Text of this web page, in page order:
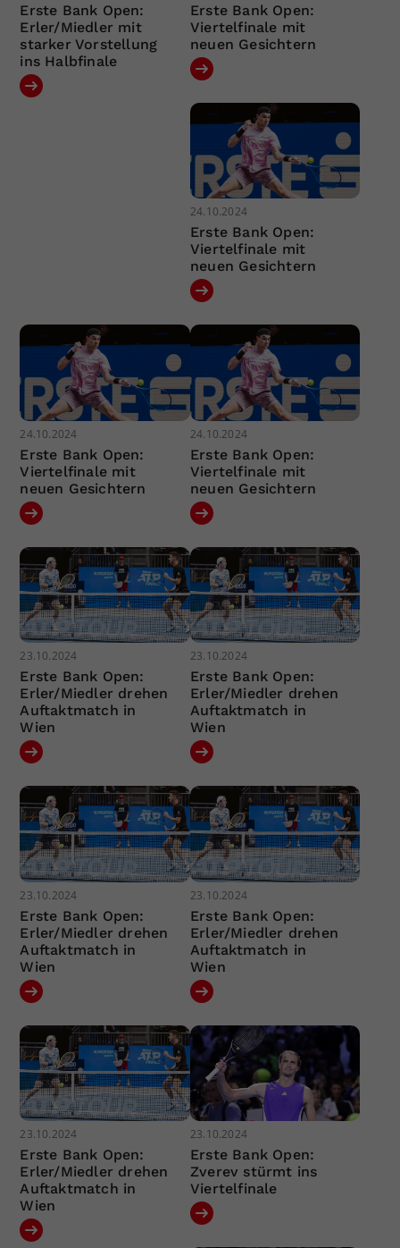
Erste Bank Open:
Erler/Miedler mit
starker Vorstellung
ins Halbfinale
Erste Bank Open:
Viertelfinale mit
neuen Gesichtern
24.10.2024
Erste Bank Open:
Viertelfinale mit
neuen Gesichtern
24.10.2024
Erste Bank Open:
Viertelfinale mit
neuen Gesichtern
24.10.2024
Erste Bank Open:
Viertelfinale mit
neuen Gesichtern
23.10.2024
Erste Bank Open:
Erler/Miedler drehen
Auftaktmatch in
Wien
23.10.2024
Erste Bank Open:
Erler/Miedler drehen
Auftaktmatch in
Wien
23.10.2024
Erste Bank Open:
Erler/Miedler drehen
Auftaktmatch in
Wien
23.10.2024
Erste Bank Open:
Erler/Miedler drehen
Auftaktmatch in
Wien
23.10.2024
Erste Bank Open:
Erler/Miedler drehen
Auftaktmatch in
Wien
23.10.2024
Erste Bank Open:
Zverev stürmt ins
Viertelfinale